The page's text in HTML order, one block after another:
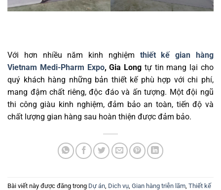
Với hơn nhiều năm kinh nghiệm thiết kế gian hàng
Vietnam Medi-Pharm Expo, Gia Long tự tin mang lại cho
quý khách hàng những bản thiết kế phù hợp với chi phí,
mang đậm chất riêng, độc đáo và ấn tượng. Một đội ngũ
thi công giàu kinh nghiệm, đảm bảo an toàn, tiến độ và
chất lượng gian hàng sau hoàn thiện được đảm bảo.
Bài viết này được đăng trong Dự án Dich vụ Gian hàng triễn lãm Thiết kế